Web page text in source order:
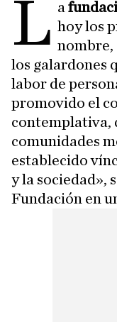
L a
hoy los
nombre,
los galardones
labor de
promovido el
contemplativa,
comunidades
establecido
y la sociedad»,
Fundación en